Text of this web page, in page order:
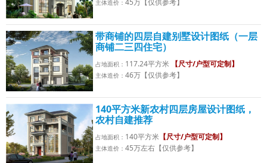
主体造价：
带商铺的四层自建别墅设计图纸（一层
商铺二三四住宅）
占地面积： 117.24平方米 【尺寸/户型可定制】
主体造价： 46万【仅供参考】
140平方米新农村四层房屋设计图纸，
农村自建推荐
占地面积： 140平方米 【尺寸/户型可定制】
主体造价： 45万左右【仅供参考】